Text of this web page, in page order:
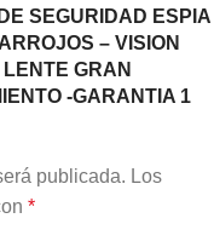
SEGURIDAD ESPIA
– VISION
GRAN
-GARANTIA 1
publicada. Los
*